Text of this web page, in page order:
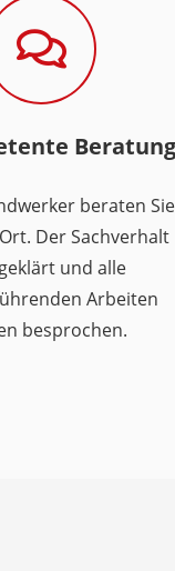
Beratung
beraten Sie
Der Sachverhalt
und alle
Arbeiten
besprochen.